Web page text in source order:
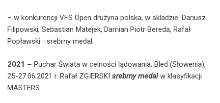
– w konkurencji VFS Open drużyna polska, w skladzie: Dariusz
Filipowski, Sebastian Matejek, Damian Piotr Bereda, Rafał
Popławski –srebrny medal.
2021 – Puchar Świata w celności lądowania, Bled (Słowenia),
25-27.06.2021 r. Rafał ZGIERSKI srebrny medalw klasyfikacji
MASTERS